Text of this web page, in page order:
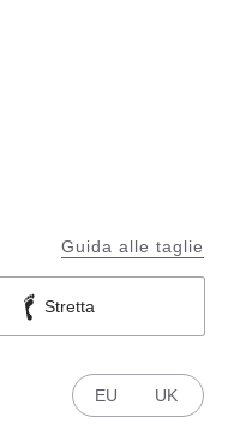
Guida alle taglie
Stretta
EU UK